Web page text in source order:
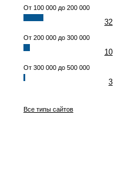
От 100 000 до 200 000
32
От 200 000 до 300 000
10
От 300 000 до 500 000
3
Все типы сайтов